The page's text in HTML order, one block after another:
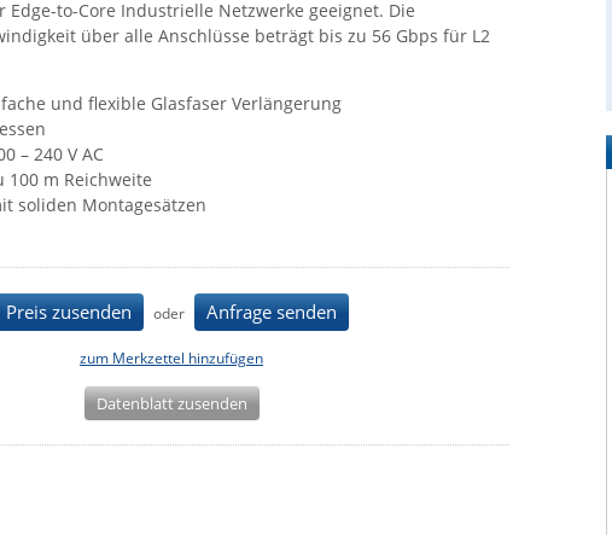
to-Core Industrielle Netzwerke geeignet. Die
über alle Anschlüsse beträgt bis zu 56 Gbps für L2
und flexible Glasfaser Verlängerung
– 240 V AC
m Reichweite
soliden Montagesätzen
Preis zusenden oder Anfrage senden
zum Merkzettel hinzufügen
Datenblatt zusenden